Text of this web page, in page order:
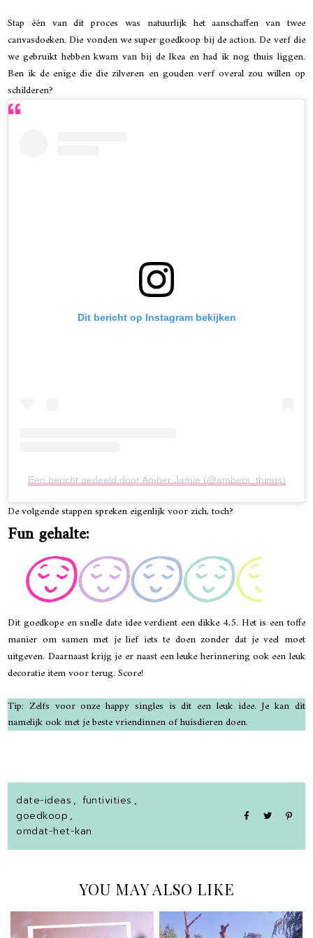
Stap één van dit proces was natuurlijk het aanschaffen van twee
canvasdoeken. Die vonden we super goedkoop bij de action. De verf die
we gebruikt hebben kwam van bij de Ikea en had ik nog thuis liggen.
Ben ik de enige die die zilveren en gouden verf overal zou willen op
schilderen?
Dit bericht op Instagram bekijken
Een bericht gedeeld door Amber Jamie (@ambers_things)
De volgende stappen spreken eigenlijk voor zich, toch?
Fun gehalte:
Dit goedkope en snelle date idee verdient een dikke 4,5. Het is een toffe
manier om samen met je lief iets te doen zonder dat je veel moet
uitgeven. Daarnaast krijg je er naast een leuke herinnering ook een leuk
decoratie item voor terug. Score!
Tip: Zelfs voor onze happy singles is dit een leuk idee. Je kan dit
namelijk ook met je beste vriendinnen of huisdieren doen.
date-ideas , funtivities ,
goedkoop ,
omdat-het-kan
YOU MAY ALSO LIKE